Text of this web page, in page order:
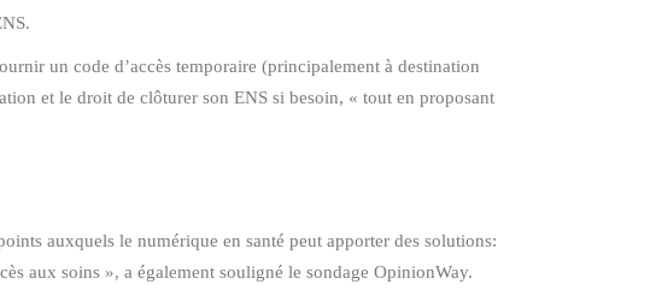
un code d’accès temporaire (principalement à destination
et le droit de clôturer son ENS si besoin, « tout en proposant
auxquels le numérique en santé peut apporter des solutions:
aux soins », a également souligné le sondage OpinionWay.